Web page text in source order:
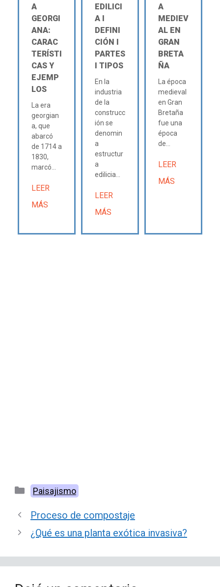
A
GEORGI
ANA:
CARAC
TERÍSTI
CAS Y
EJEMP
LOS
La era
georgian
a, que
abarcó
de 1714 a
1830,
marcó...
LEER
MÁS
EDILICI
A Ι
DEFINI
CIÓN Ι
PARTES
Ι TIPOS
En la
industria
de la
construcc
ión se
denomin
a
estructur
a
edilicia...
LEER
MÁS
A
MEDIEV
AL EN
GRAN
BRETA
ÑA
La época
medieval
en Gran
Bretaña
fue una
época
de...
LEER
MÁS
Categorías
Paisajismo
Proceso de compostaje
¿Qué es una planta exótica invasiva?